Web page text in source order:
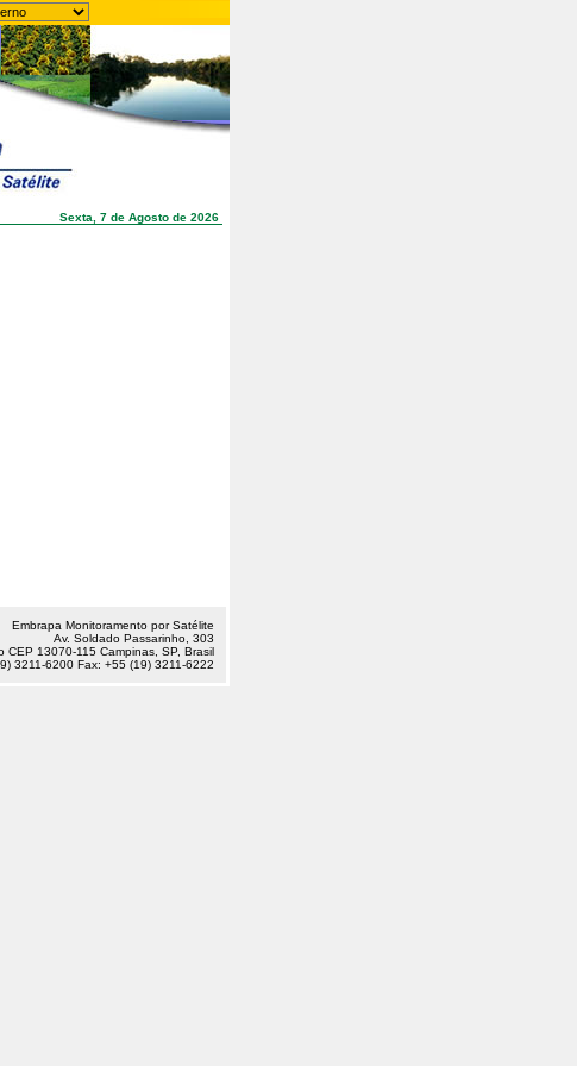
Sexta, 7 de Agosto de 2026
Embrapa Monitoramento por Satélite
Av. Soldado Passarinho, 303
CEP 13070-115 Campinas, SP, Brasil
3211-6200 Fax: +55 (19) 3211-6222